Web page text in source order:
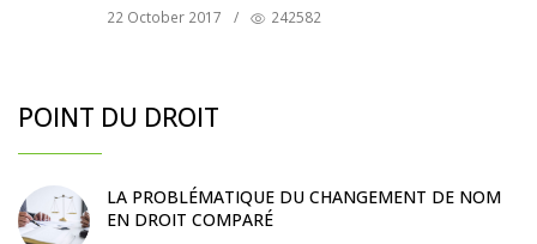
22 October 2017 / 242582
POINT DU DROIT
LA PROBLÉMATIQUE DU CHANGEMENT DE NOM
EN DROIT COMPARÉ